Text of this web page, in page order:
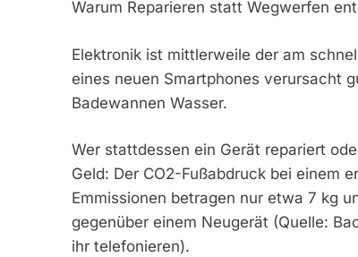
Warum Reparieren statt Wegwerfen
Elektronik ist mittlerweile der am
eines neuen Smartphones verursacht
Badewannen Wasser.
Wer stattdessen ein Gerät repariert
Geld: Der CO2-Fußabdruck bei einem
Emmissionen betragen nur etwa 7 kg
gegenüber einem Neugerät (Quelle:
ihr telefonieren).